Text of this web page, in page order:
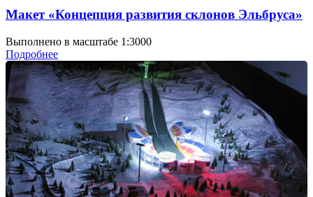
Макет «Концепция развития склонов Эльбруса»
Выполнено в масштабе 1:3000
Подробнее